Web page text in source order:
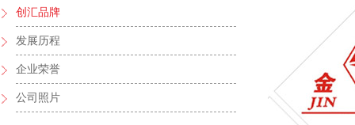
创汇品牌
发展历程
企业荣誉
公司照片